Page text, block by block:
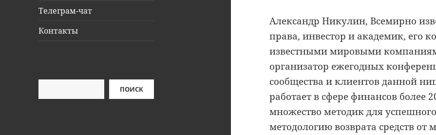
Телеграм-чат
Контакты
ПОИСК
Александр Никулин, Всемирно
права, инвестор и академик, его
известными мировыми
организатор ежегодных
сообщества и клиентов данной
работает в сфере финансов более
множество методик для
методологию возврата средств